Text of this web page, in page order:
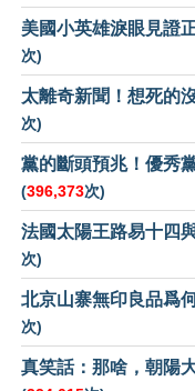
美國小英雄淚眼見證
次)
太離奇新聞！想死的
次)
黨的斷頭預兆！優秀
(396,373次)
法國太陽王路易十四
次)
北京山寨無印良品爲
次)
真笑話：那啥，朝陽